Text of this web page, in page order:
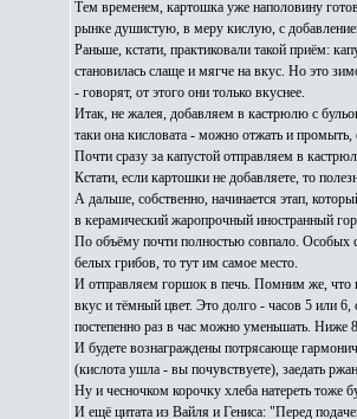
Тем временем, картошка уже наполовину
рынке душистую, в меру кислую, с
Раньше, кстати, практиковали такой приём:
становилась слаще и мягче на вкус. Но это
- говорят, от этого они только вкуснее.
Итак, не жалея, добавляем в кастрюлю с
таки она кисловата - можно отжать и промыть,
Почти сразу за капустой отправляем в
Кстати, если картошки не добавляете, то
А дальше, собственно, начинается этап,
в керамический жаропрочный иностранный
По объёму почти полностью совпало. Особых
белых грибов, то тут им самое место.
И отправляем горшок в печь. Помним же, что
вкус и тёмный цвет. Это долго - часов 5 или 6,
постепенно раз в час можно уменьшать. Ниже
И будете вознаграждены потрясающе
(кислота ушла - вы почувствуете), заедать
Ну и чесночком корочку хлеба натереть тоже
И ещё цитата из Вайля и Гениса: "Перед